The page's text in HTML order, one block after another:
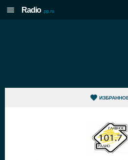
Radio .pp.ru